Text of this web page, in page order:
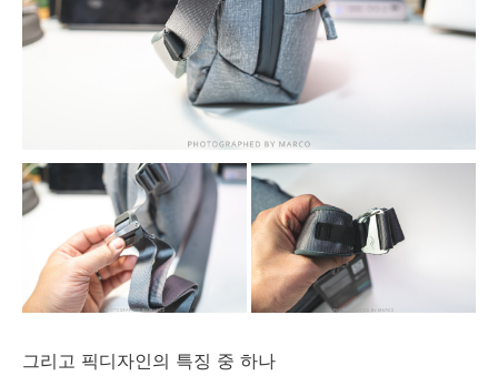
그리고 픽디자인의 특징 중 하나